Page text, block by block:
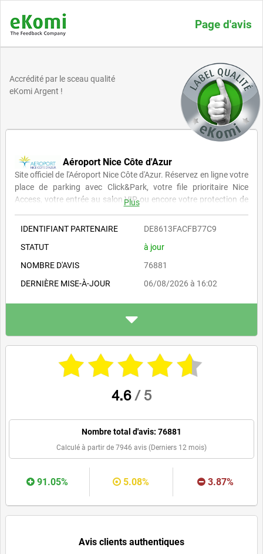
Page d'avis
Accrédité par le sceau qualité
eKomi Argent !
Aéroport Nice Côte d'Azur
Site officiel de l'Aéroport Nice Côte d'Azur. Réservez en ligne votre
place de parking avec Click&Park, votre file prioritaire Nice
Access, votre entrée au salon VIP ou encore votre protection de
Plus
IDENTIFIANT PARTENAIRE
DE8613FACFB77C9
STATUT
à jour
NOMBRE D'AVIS
76881
DERNIÈRE MISE-À-JOUR
06/08/2026 à 16:02
ADRESSE
Aéroport de la Côte-d'Azur
06206 Nice FRANCE
nice.aeroport.fr
RECOMMANDER
4.6/ 5
Nombre total d'avis: 76881
Calculé à partir de 7946 avis (Derniers 12 mois)
91.05% 5.08% 3.87%
Avis clients authentiques